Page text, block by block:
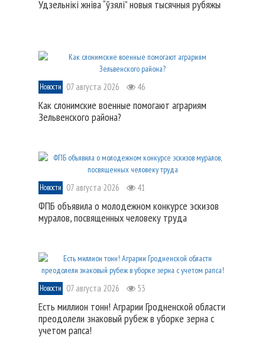
Удзельнікі жніва “ўзялі” новыя тысячныя рубяжы
Новости 07 августа 2026 46
Как слонимские военные помогают аграриям
Зельвенского района?
Новости 07 августа 2026 41
ФПБ объявила о молодежном конкурсе эскизов
муралов, посвященных человеку труда
Новости 07 августа 2026 53
Есть миллион тонн! Аграрии Гродненской области
преодолели знаковый рубеж в уборке зерна с
учетом рапса!